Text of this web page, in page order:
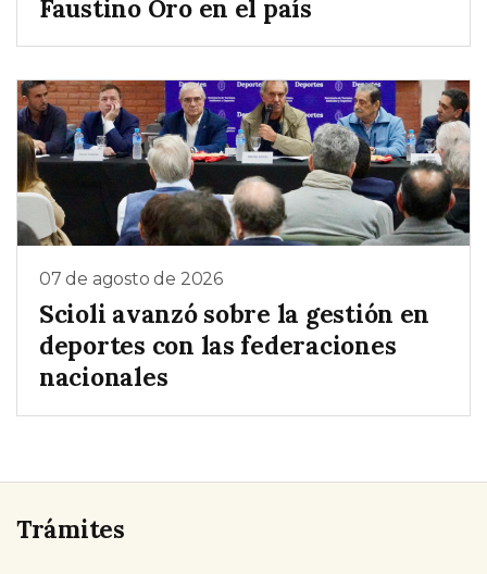
Faustino Oro en el país
07 de agosto de 2026
Scioli avanzó sobre la gestión en
deportes con las federaciones
nacionales
Trámites